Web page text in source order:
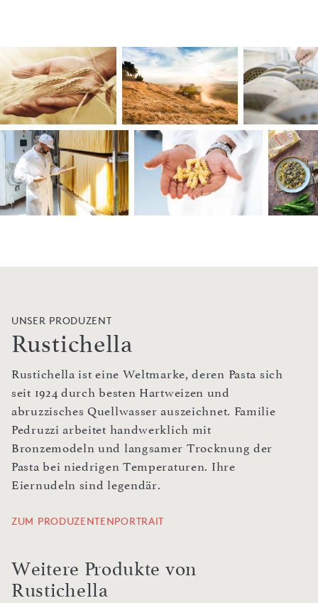
UNSER PRODUZENT
Rustichella
Rustichella ist eine Weltmarke, deren Pasta sich
seit 1924 durch besten Hartweizen und
abruzzisches Quellwasser auszeichnet. Familie
Pedruzzi arbeitet handwerklich mit
Bronzemodeln und langsamer Trocknung der
Pasta bei niedrigen Temperaturen. Ihre
Eiernudeln sind legendär.
ZUM PRODUZENTENPORTRAIT
Weitere Produkte von
Rustichella